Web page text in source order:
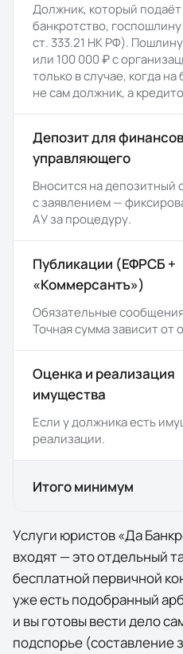
Должник, который
банкротство,
ст. 333.21 НК РФ).
или 100 000 ₽ с
только в случае, когда
не сам должник, а
Депозит для
управляющего
Вносится на депозитный
с заявлением —
АУ за процедуру.
Публикации (ЕФРСБ +
«Коммерсантъ»)
Обязательные
Точная сумма зависит от
Оценка и реализация
имущества
Если у должника есть
реализации.
Итого минимум
Услуги юристов «Да
входят— это отдельный
бесплатной первичной
уже есть подобранный
и вы готовы вести дело
подспорье (составление